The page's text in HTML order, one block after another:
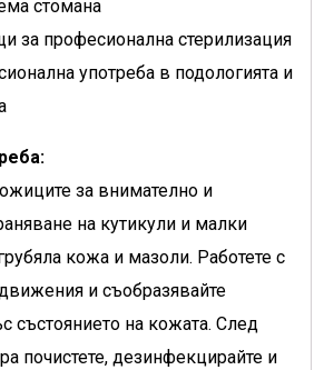
стомана
за професионална стерилизация
употреба в подологията и
за внимателно и
на кутикули и малки
кожа и мазоли. Работете с
и съобразявайте
състоянието на кожата. След
почистете, дезинфекцирайте и